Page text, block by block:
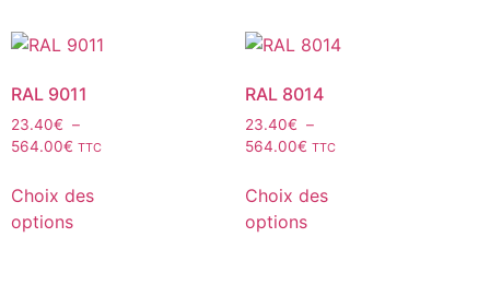
RAL 9011
23.40€ –
564.00€ TTC
Choix des
options
RAL 8014
23.40€ –
564.00€ TTC
Choix des
options